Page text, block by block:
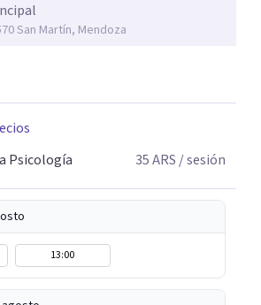
San Martín, Mendoza
Psicología
35ARS / sesión
13:00